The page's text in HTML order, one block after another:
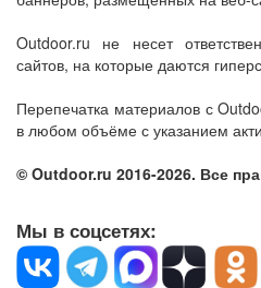
Outdoor.ru не несет
сайтов, на которые даются
Перепечатка материалов с
в любом объёме с указанием
© Outdoor.ru 2016-2026. Все
Мы в соцсетях: